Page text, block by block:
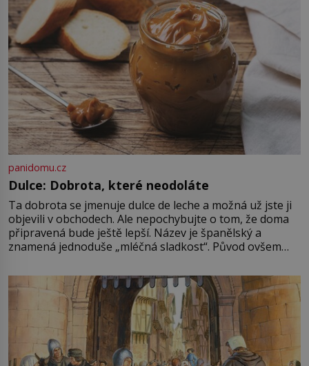
panidomu.cz
Dulce: Dobrota, které neodoláte
Ta dobrota se jmenuje dulce de leche a možná už jste ji
objevili v obchodech. Ale nepochybujte o tom, že doma
připravená bude ještě lepší. Název je španělský a
znamená jednoduše „mléčná sladkost“. Původ ovšem
pře hned několik latinskoamerických zemí a k tomu
Francie, kde se traduje,